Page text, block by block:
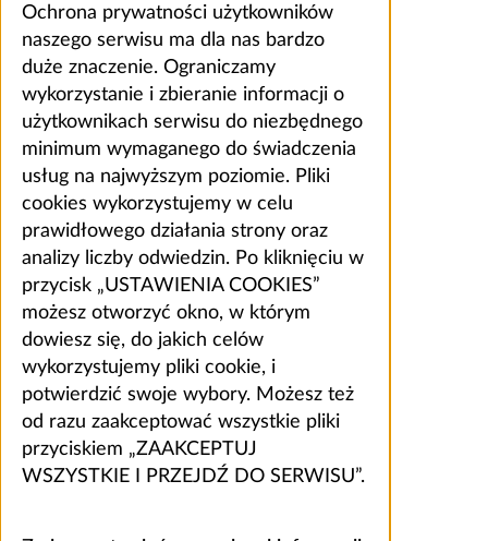
Ochrona prywatności użytkowników
naszego serwisu ma dla nas bardzo
duże znaczenie. Ograniczamy
wykorzystanie i zbieranie informacji o
użytkownikach serwisu do niezbędnego
minimum wymaganego do świadczenia
usług na najwyższym poziomie. Pliki
cookies wykorzystujemy w celu
prawidłowego działania strony oraz
analizy liczby odwiedzin. Po kliknięciu w
przycisk „USTAWIENIA COOKIES”
możesz otworzyć okno, w którym
dowiesz się, do jakich celów
wykorzystujemy pliki cookie, i
potwierdzić swoje wybory. Możesz też
od razu zaakceptować wszystkie pliki
przyciskiem „ZAAKCEPTUJ
WSZYSTKIE I PRZEJDŹ DO SERWISU”.